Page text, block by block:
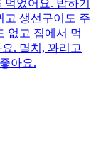
었어요. 밥하기
고 생선구이도 주
없고 집에서 먹
. 멸치, 꽈리고
아요.